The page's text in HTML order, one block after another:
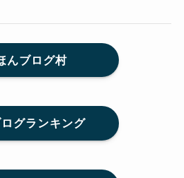
んブログ村
グランキング